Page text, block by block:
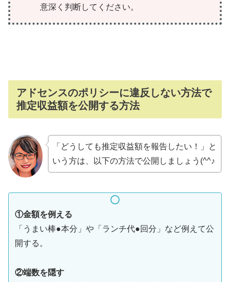
意深く判断してください。
アドセンスのポリシーに違反しない方法で
推定収益額を公開する方法
「どうしても推定収益額を報告したい！」と
いう方は、以下の方法で公開しましょう(^^♪
①金額を例える
「うまい棒●本分」や「ランチ代●回分」など例えて公
開する。
②端数を隠す